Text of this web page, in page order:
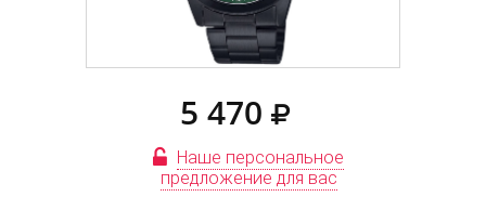
5 470
Наше персональное
предложение для вас